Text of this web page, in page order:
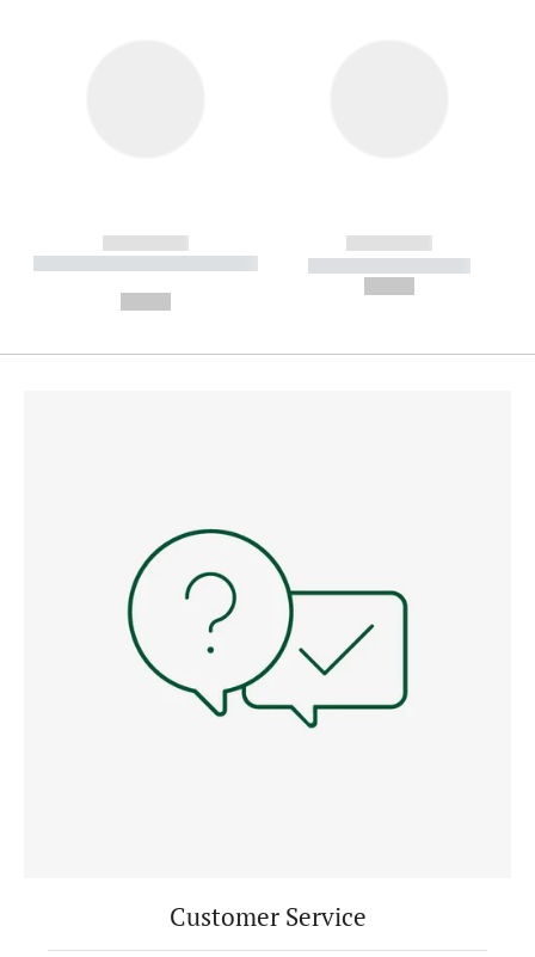
------------
----------- ----------- --------
------------
----------- -----------
Customer Service